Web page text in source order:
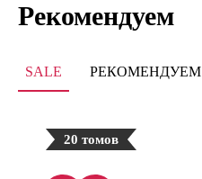
Рекомендуем
SALE РЕКОМЕНДУЕМ
20 томов